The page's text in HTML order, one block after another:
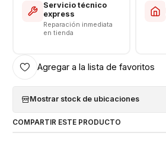
Servicio técnico
express
Reparación inmediata
en tienda
Agregar a la lista de favoritos
Mostrar stock de ubicaciones
COMPARTIR ESTE PRODUCTO